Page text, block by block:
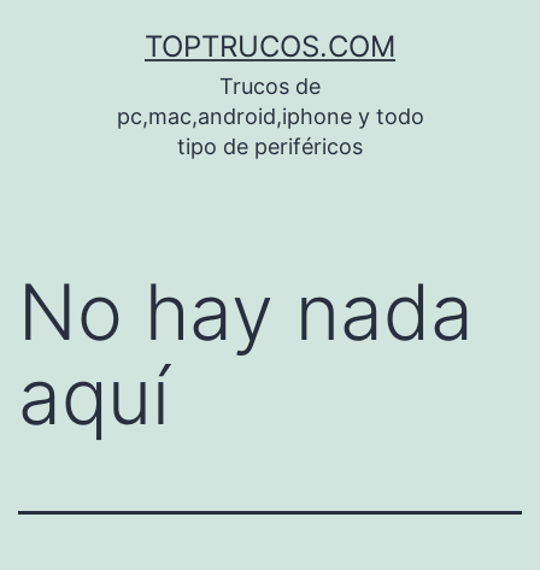
TOPTRUCOS.COM
Trucos de
pc,mac,android,iphone y todo
tipo de periféricos
No hay nada
aquí